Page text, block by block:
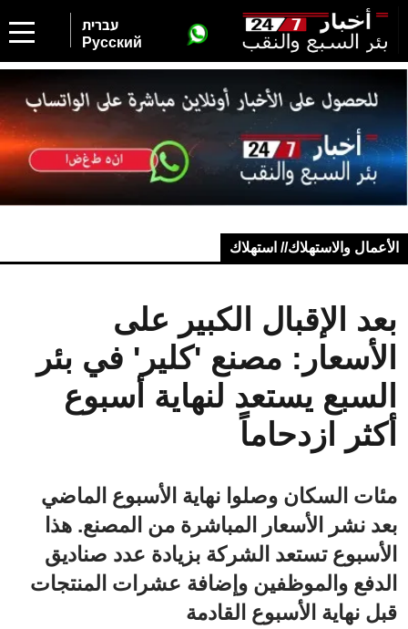
עברית
Русский
الأعمال والاستهلاك// استهلاك
بعد الإقبال الكبير على
الأسعار: مصنع 'كلير' في بئر
السبع يستعد لنهاية أسبوع
أكثر ازدحاماً
مئات السكان وصلوا نهاية الأسبوع الماضي
بعد نشر الأسعار المباشرة من المصنع. هذا
الأسبوع تستعد الشركة بزيادة عدد صناديق
الدفع والموظفين وإضافة عشرات المنتجات
قبل نهاية الأسبوع القادمة